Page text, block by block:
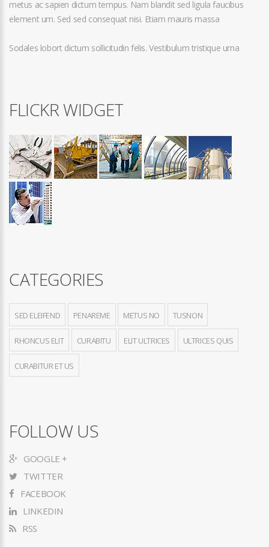
metus ac sapien dictum tempus. Nam blandit sed ligula faucibus
element um. Sed sed consequat nisi. Etiam mauris massa
Sodales lobort dictum sollicitudin felis. Vestibulum tristique urna
FLICKR WIDGET
CATEGORIES
SED ELEIFEND PENAREME METUS NO TUSNON
RHONCUS ELIT CURABITU ELIT ULTRICES ULTRICES QUIS
CURABITUR ET US
FOLLOW US
GOOGLE +
TWITTER
FACEBOOK
LINKEDIN
RSS